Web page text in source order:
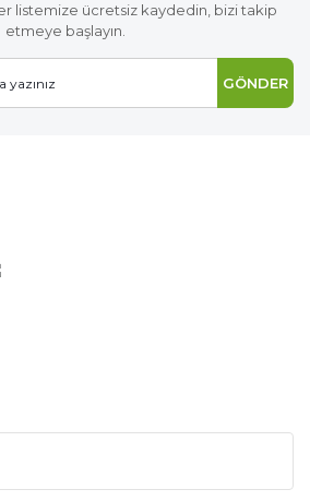
listemize ücretsiz kaydedin, bizi takip
etmeye başlayın.
GÖNDER